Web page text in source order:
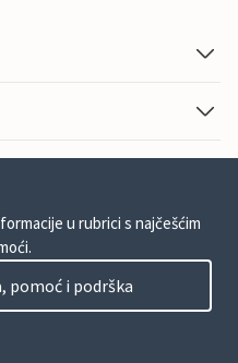
u rubrici s najčešćim
pomoć i podrška